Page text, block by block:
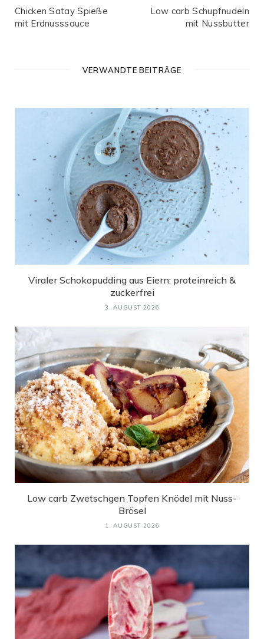
Chicken Satay Spieße
mit Erdnusssauce
Low carb Schupfnudeln
mit Nussbutter
VERWANDTE BEITRÄGE
Viraler Schokopudding aus Eiern: proteinreich &
zuckerfrei
3. AUGUST 2026
Low carb Zwetschgen Topfen Knödel mit Nuss-
Brösel
1. AUGUST 2026